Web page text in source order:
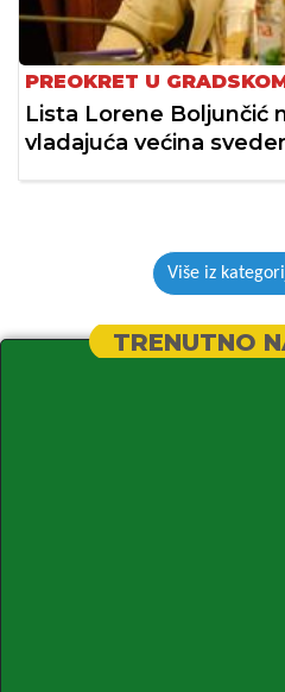
PREOKRET U
Lista Lorene Boljunčić
vladajuća većina
Više iz
TRENUTNO